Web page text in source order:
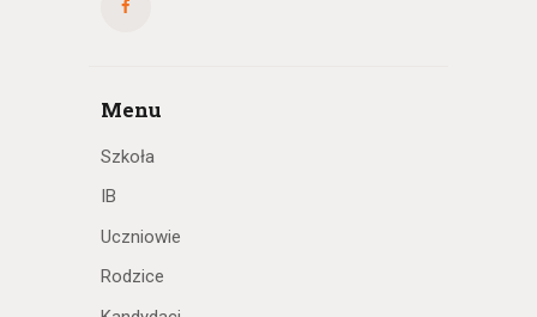
Menu
Szkoła
IB
Uczniowie
Rodzice